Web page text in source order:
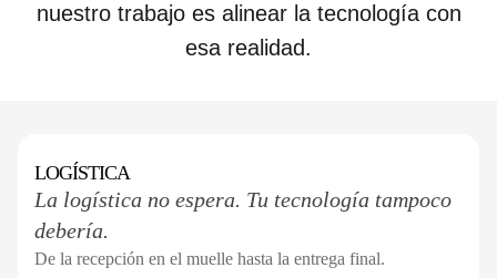
nuestro trabajo es alinear la tecnología con
esa realidad.
SECTOR 01 / 07
LOGÍSTICA
La logística no espera. Tu tecnología tampoco
debería.
De la recepción en el muelle hasta la entrega final.